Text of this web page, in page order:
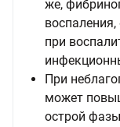
же,
воспаления,
при
При
может
острой